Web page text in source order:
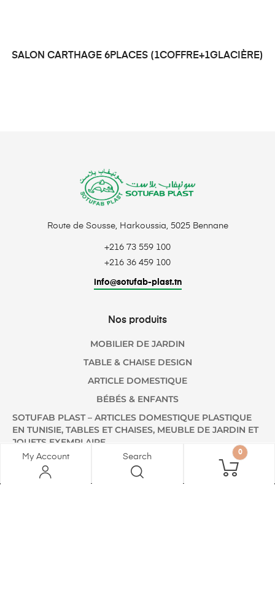
DEMANDE DE PRIX
SALON CARTHAGE 6PLACES (1COFFRE+1GLACIÈRE)
Route de Sousse, Harkoussia, 5025 Bennane
+216 73 559 100
+216 36 459 100
info@sotufab-plast.tn
Nos produits
MOBILIER DE JARDIN
TABLE & CHAISE DESIGN
ARTICLE DOMESTIQUE
BÉBÉS & ENFANTS
SOTUFAB PLAST – ARTICLES DOMESTIQUE PLASTIQUE
EN TUNISIE, TABLES ET CHAISES, MEUBLE DE JARDIN ET
JOUETS EXEMPLAIRE
Liens utiles
My Account Search 0